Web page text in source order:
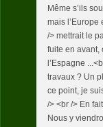
Même s’ils
mais l’Europe
/> mettrait le
fuite en avant,
l’Espagne
travaux ? Un
ce point, je
/> <br /> En
Nous y